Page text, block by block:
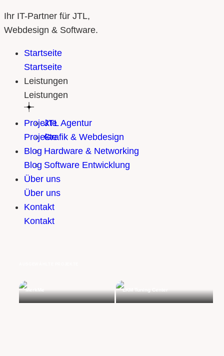
Ihr IT-Partner für JTL,
Webdesign & Software.
Startseite
Startseite
Leistungen
Leistungen
JTL Agentur
Grafik & Webdesign
Hardware & Networking
Software Entwicklung
Projekte
Projekte
Blog
Blog
Über uns
Über uns
Kontakt
Kontakt
MerkMe LKM Tuning Center